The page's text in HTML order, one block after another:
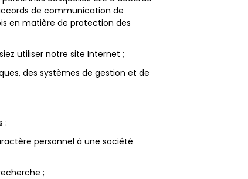
de communication de
en matière de protection des
utiliser notre site Internet ;
des systèmes de gestion et de
:
personnel à une société
;